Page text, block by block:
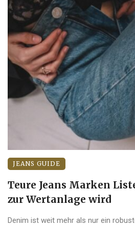
JEANS GUIDE
Teure Jeans Marken
zur Wertanlage wird
Denim ist weit mehr als nur ein